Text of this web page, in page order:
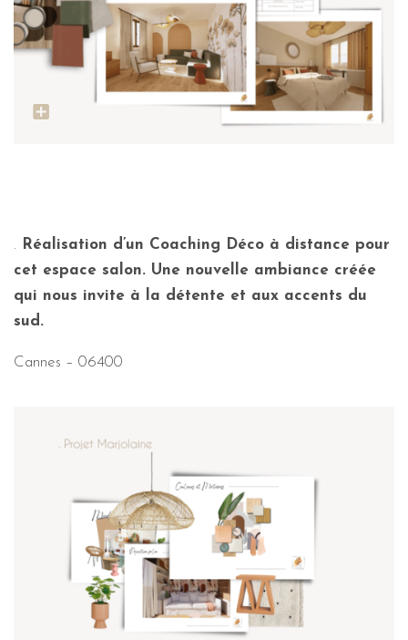
. Réalisation d’un Coaching Déco à distance pour
cet espace salon. Une nouvelle ambiance créée
qui nous invite à la détente et aux accents du
sud.
Cannes – 06400